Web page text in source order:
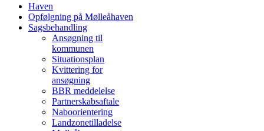
Haven
Opfølgning på Mølleåhaven
Sagsbehandling
Ansøgning til
kommunen
Situationsplan
Kvittering for
ansøgning
BBR meddelelse
Partnerskabsaftale
Naboorientering
Landzonetilladelse